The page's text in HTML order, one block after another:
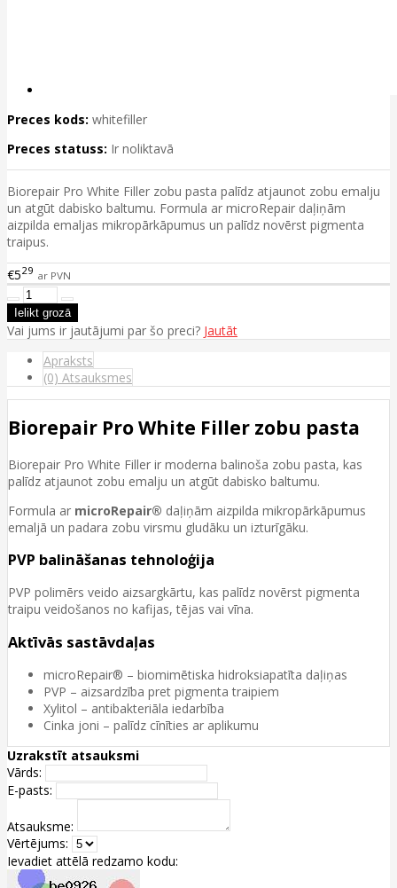
Preces kods: whitefiller
Preces statuss: Ir noliktavā
Biorepair Pro White Filler zobu pasta palīdz atjaunot zobu emalju
un atgūt dabisko baltumu. Formula ar microRepair daļiņām
aizpilda emaljas mikropārkāpumus un palīdz novērst pigmenta
traipus.
€529 ar PVN
Vai jums ir jautājumi par šo preci? Jautāt
Apraksts
(0) Atsauksmes
Biorepair Pro White Filler zobu pasta
Biorepair Pro White Filler ir moderna balinoša zobu pasta, kas
palīdz atjaunot zobu emalju un atgūt dabisko baltumu.
Formula ar microRepair® daļiņām aizpilda mikropārkāpumus
emaljā un padara zobu virsmu gludāku un izturīgāku.
PVP balināšanas tehnoloģija
PVP polimērs veido aizsargkārtu, kas palīdz novērst pigmenta
traipu veidošanos no kafijas, tējas vai vīna.
Aktīvās sastāvdaļas
microRepair® – biomimētiska hidroksiapatīta daļiņas
PVP – aizsardzība pret pigmenta traipiem
Xylitol – antibakteriāla iedarbība
Cinka joni – palīdz cīnīties ar aplikumu
Uzrakstīt atsauksmi
Vārds:
E-pasts:
Atsauksme:
Vērtējums:
Ievadiet attēlā redzamo kodu: